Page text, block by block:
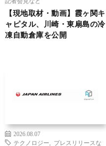
【現地取材・動画】霞ヶ関キ
ャピタル、川崎・東扇島の冷
凍自動倉庫を公開
2026.08.07
テクノロジー
プレスリリースな